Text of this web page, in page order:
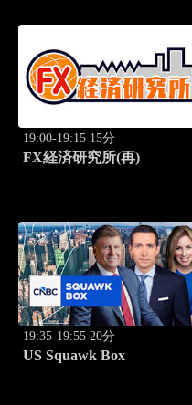
19:00-19:15 15分
FX経済研究所(再)
19:35-19:55 20分
US Squawk Box